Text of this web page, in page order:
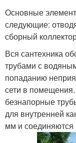
Основные
следующие:
сборный
Вся сантехника
трубами с
попаданию
сети в
безнапорные
для внутренней
мм и